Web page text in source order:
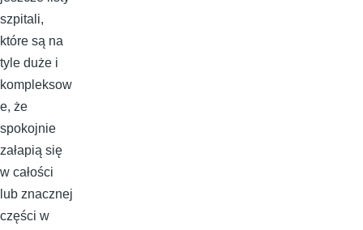
szpitali,
które są na
tyle duże i
kompleksow
e, że
spokojnie
załapią się
w całości
lub znacznej
części w